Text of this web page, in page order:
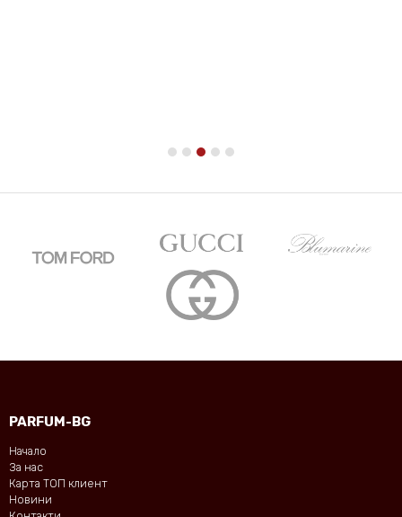
PARFUM-BG
Начало
За нас
Карта ТОП клиент
Новини